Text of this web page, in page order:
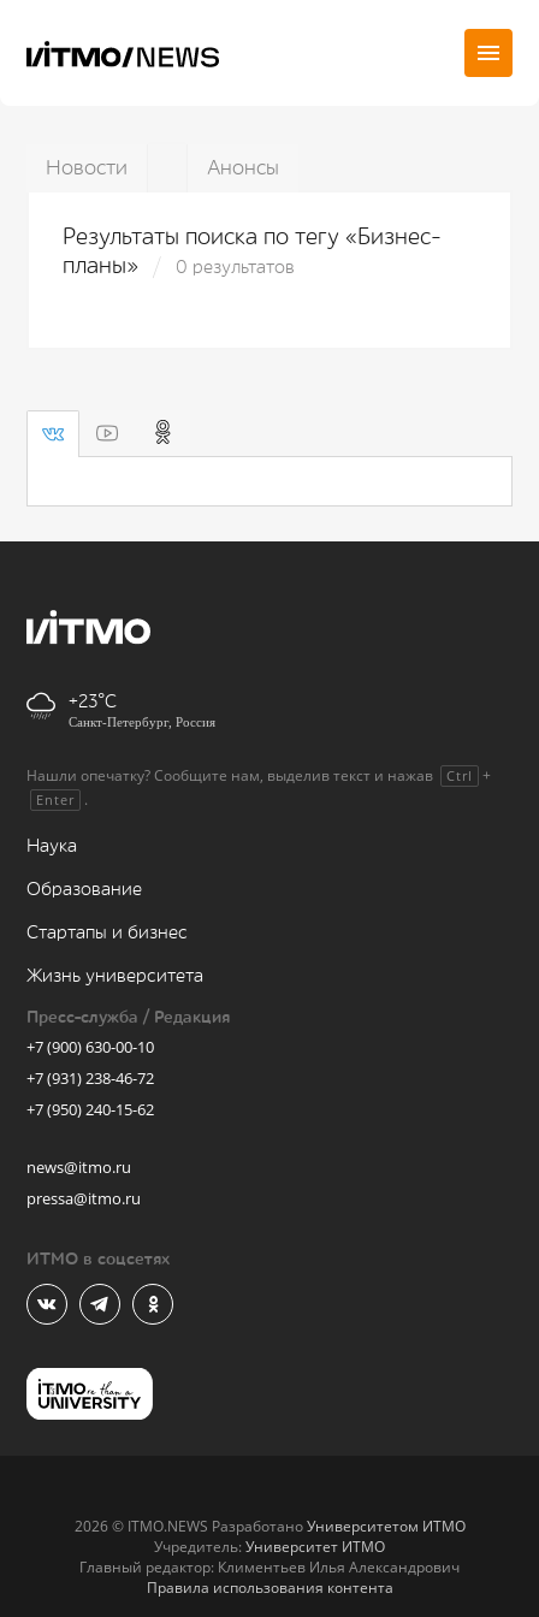
Новости Анонсы
Результаты поиска по тегу «Бизнес-
планы»
0 результатов
+23
Санкт-Петербург, Россия
Нашли опечатку? Сообщите нам, выделив текст и нажав Ctrl +
Enter .
Наука
Образование
Стартапы и бизнес
Жизнь университета
Пресс-служба / Редакция
+7 (900) 630-00-10
+7 (931) 238-46-72
+7 (950) 240-15-62
news@itmo.ru
pressa@itmo.ru
ИТМО в соцсетях
2026 © ITMO.NEWS РазработаноУниверситетом ИТМО
Учредитель: Университет ИТМО
Главный редактор: Климентьев Илья Александрович
Правила использования контента